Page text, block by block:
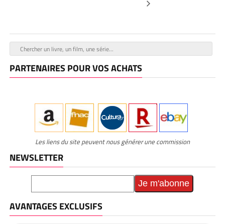
PARTENAIRES POUR VOS ACHATS
Les liens du site peuvent nous générer une commission
NEWSLETTER
AVANTAGES EXCLUSIFS